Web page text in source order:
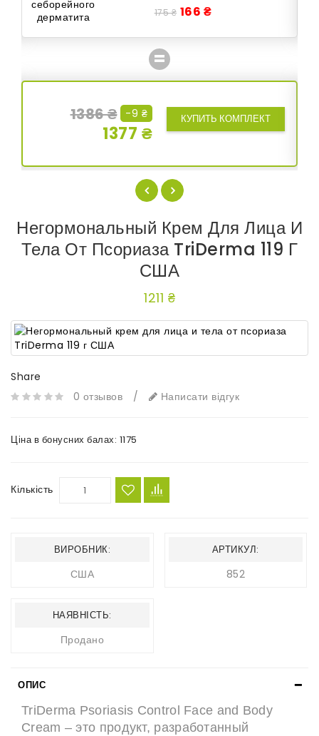
175 ₴ 166 ₴
=
1386 ₴ -9 ₴
1377 ₴
КУПИТЬ КОМПЛЕКТ
Негормональный Крем Для Лица И
Тела От Псориаза TriDerma 119 Г
США
1211 ₴
Share
0 отзывов
/ Написати відгук
Ціна в бонусних балах: 1175
Кількість
ВИРОБНИК:
США
АРТИКУЛ:
852
НАЯВНІСТЬ:
Продано
ОПИС
TriDerma Psoriasis Control Face and Body
Cream – это продукт, разработанный